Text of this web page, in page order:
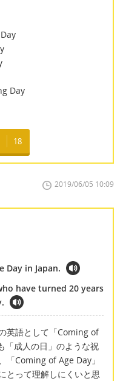
Day
18
2019/06/05 10:09
Day in Japan.
have turned 20 years
英語として「Coming of
「成人の日」のような祝
「Coming of Age Day」
とって理解しにくいと思